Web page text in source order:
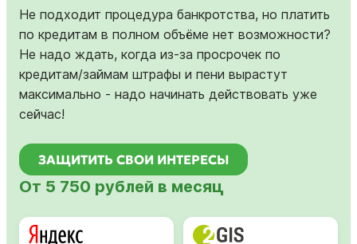
Не подходит процедура банкротства, но платить
по кредитам в полном объёме нет возможности?
Не надо ждать, когда из-за просрочек по
кредитам/займам штрафы и пени вырастут
максимально - надо начинать действовать уже
сейчас!
ЗАЩИТИТЬ СВОИ ИНТЕРЕСЫ
От 5 750 рублей в месяц